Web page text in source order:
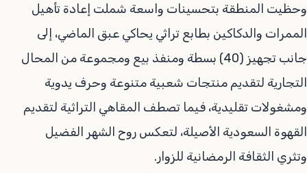
وحظيت المنطقة بتحسينات واسعة شملت إعادة تأهيل
الممرات والدكاكين بطابع تراثي يحاكي عبق الماضي، إلى
جانب تجهيز (40) بسطة ومنفذ بيع ومجموعة من المحال
التجارية لتقديم منتجات شعبية متنوعة وحرف يدوية
ومشغولات تقليدية، فيما تصطف المقاهي التراثية لتقديم
القهوة السعودية الأصيلة، لتعكس روح الشهر الفضيل
وتثري الثقافة الرمضانية للزوار.